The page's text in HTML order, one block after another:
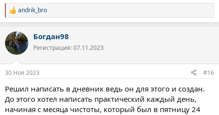
Р
е
к
ц
и
andrik_bro
Богдан98
Регистрация: 07.11.2023
30 Ноя 2023 #16
Решил написать в дневник ведь он для этого и создан.
До этого хотел написать практический каждый день,
начиная с месяца чистоты, который был в пятницу 24